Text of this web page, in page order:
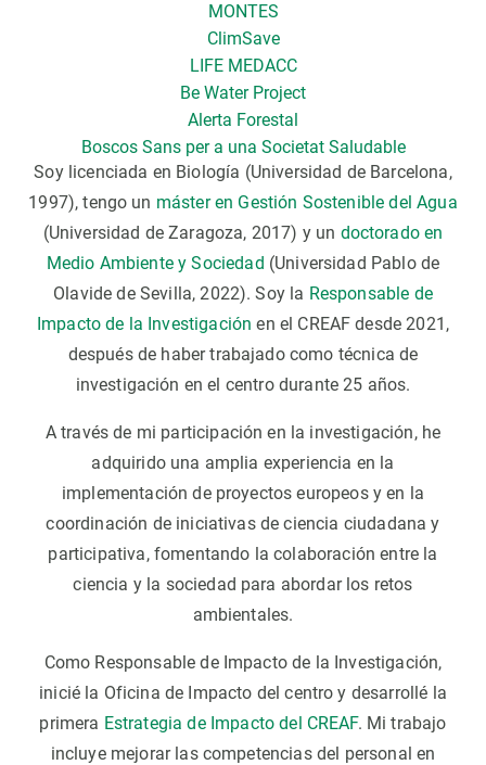
MONTES
ClimSave
LIFE MEDACC
Be Water Project
Alerta Forestal
Boscos Sans per a una Societat Saludable
Soy licenciada en Biología (Universidad de Barcelona,
1997), tengo un máster en Gestión Sostenible del Agua
(Universidad de Zaragoza, 2017) y un doctorado en
Medio Ambiente y Sociedad (Universidad Pablo de
Olavide de Sevilla, 2022). Soy la Responsable de
Impacto de la Investigación en el CREAF desde 2021,
después de haber trabajado como técnica de
investigación en el centro durante 25 años.
A través de mi participación en la investigación, he
adquirido una amplia experiencia en la
implementación de proyectos europeos y en la
coordinación de iniciativas de ciencia ciudadana y
participativa, fomentando la colaboración entre la
ciencia y la sociedad para abordar los retos
ambientales.
Como Responsable de Impacto de la Investigación,
inicié la Oficina de Impacto del centro y desarrollé la
primera Estrategia de Impacto del CREAF. Mi trabajo
incluye mejorar las competencias del personal en